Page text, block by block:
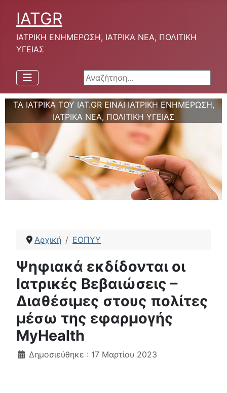
IATGR
ΙΑΤΡΙΚΗ ΕΝΗΜΕΡΩΣΗ, ΙΑΤΡΙΚΑ ΝΕΑ, ΠΟΛΙΤΙΚΗ
ΥΓΕΙΑΣ
Αναζήτηση...
ΤΑ ΙΑΤΡΙΚΑ ΤΟΥ IAT.GR ΕΙΝΑΙ ΙΑΤΡΙΚΗ ΕΝΗΜΕΡΩΣΗ,
ΙΑΤΡΙΚΑ ΝΕΑ, ΠΟΛΙΤΙΚΗ ΥΓΕΙΑΣ
Αρχική ΕΟΠΥΥ
Ψηφιακά εκδίδονται οι
Ιατρικές Βεβαιώσεις –
Διαθέσιμες στους πολίτες
μέσω της εφαρμογής
MyHealth
Λεπτομέρειες
Δημοσιεύθηκε : 17 Μαρτίου 2023